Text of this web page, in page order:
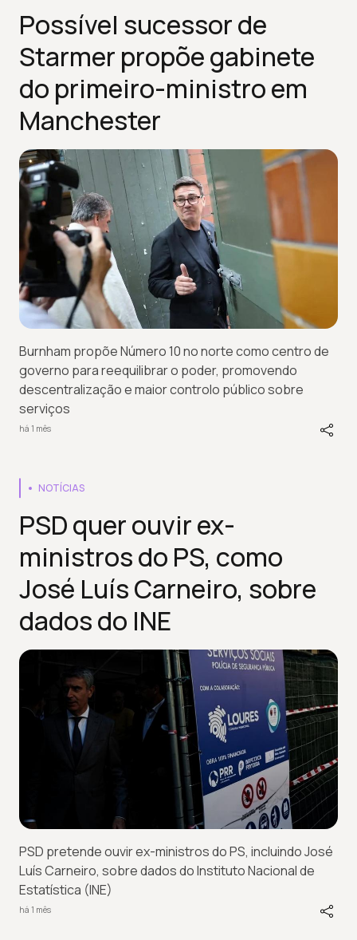
Possível sucessor de
Starmer propõe gabinete
do primeiro-ministro em
Manchester
Burnham propõe Número 10 no norte como centro de
governo para reequilibrar o poder, promovendo
descentralização e maior controlo público sobre
serviços
há 1 mês
NOTÍCIAS
PSD quer ouvir ex-
ministros do PS, como
José Luís Carneiro, sobre
dados do INE
PSD pretende ouvir ex-ministros do PS, incluindo José
Luís Carneiro, sobre dados do Instituto Nacional de
Estatística (INE)
há 1 mês